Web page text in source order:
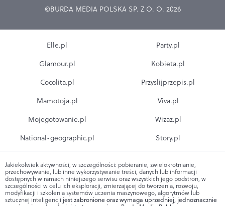
©BURDA MEDIA POLSKA SP. Z O. O. 2026
Elle.pl
Glamour.pl
Cocolita.pl
Mamotoja.pl
Mojegotowanie.pl
National-geographic.pl
Party.pl
Kobieta.pl
Przyslijprzepis.pl
Viva.pl
Wizaz.pl
Story.pl
Jakiekolwiek aktywności, w szczególności: pobieranie, zwielokrotnianie,
przechowywanie, lub inne wykorzystywanie treści, danych lub informacji
dostępnych w ramach niniejszego serwisu oraz wszystkich jego podstron, w
szczególności w celu ich eksploracji, zmierzającej do tworzenia, rozwoju,
modyfikacji i szkolenia systemów uczenia maszynowego, algorytmów lub
sztucznej inteligencji jest zabronione oraz wymaga uprzedniej, jednoznacznie